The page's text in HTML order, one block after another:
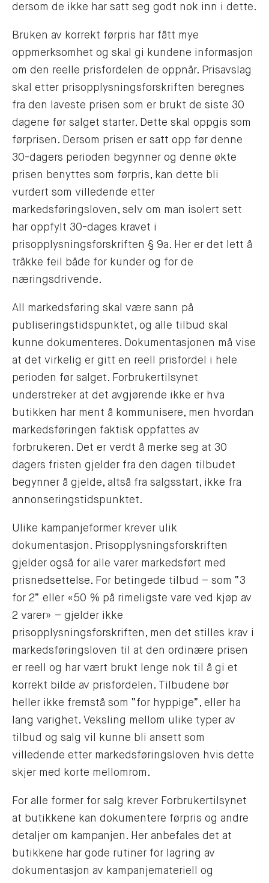
dersom de ikke har satt seg godt nok inn i dette.
Bruken av korrekt førpris har fått mye
oppmerksomhet og skal gi kundene informasjon
om den reelle prisfordelen de oppnår. Prisavslag
skal etter prisopplysningsforskriften beregnes
fra den laveste prisen som er brukt de siste 30
dagene før salget starter. Dette skal oppgis som
førprisen. Dersom prisen er satt opp før denne
30-dagers perioden begynner og denne økte
prisen benyttes som førpris, kan dette bli
vurdert som villedende etter
markedsføringsloven, selv om man isolert sett
har oppfylt 30-dages kravet i
prisopplysningsforskriften § 9a. Her er det lett å
tråkke feil både for kunder og for de
næringsdrivende.
All markedsføring skal være sann på
publiseringstidspunktet, og alle tilbud skal
kunne dokumenteres. Dokumentasjonen må vise
at det virkelig er gitt en reell prisfordel i hele
perioden før salget. Forbrukertilsynet
understreker at det avgjørende ikke er hva
butikken har ment å kommunisere, men hvordan
markedsføringen faktisk oppfattes av
forbrukeren. Det er verdt å merke seg at 30
dagers fristen gjelder fra den dagen tilbudet
begynner å gjelde, altså fra salgsstart, ikke fra
annonseringstidspunktet.
Ulike kampanjeformer krever ulik
dokumentasjon. Prisopplysningsforskriften
gjelder også for alle varer markedsført med
prisnedsettelse. For betingede tilbud – som “3
for 2” eller «50 % på rimeligste vare ved kjøp av
2 varer» – gjelder ikke
prisopplysningsforskriften, men det stilles krav i
markedsføringsloven til at den ordinære prisen
er reell og har vært brukt lenge nok til å gi et
korrekt bilde av prisfordelen. Tilbudene bør
heller ikke fremstå som “for hyppige”, eller ha
lang varighet. Veksling mellom ulike typer av
tilbud og salg vil kunne bli ansett som
villedende etter markedsføringsloven hvis dette
skjer med korte mellomrom.
For alle former for salg krever Forbrukertilsynet
at butikkene kan dokumentere førpris og andre
detaljer om kampanjen. Her anbefales det at
butikkene har gode rutiner for lagring av
dokumentasjon av kampanjemateriell og